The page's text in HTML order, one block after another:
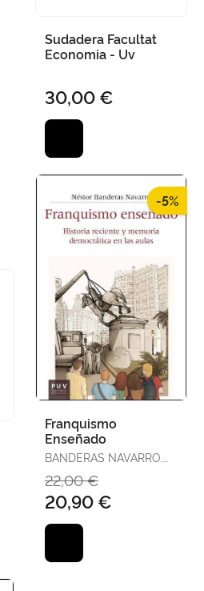
Sudadera Facultat
Economia - Uv
30,00 €
-5%
Franquismo
Enseñado
BANDERAS NAVARRO,
22,00 €
20,90 €